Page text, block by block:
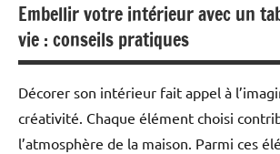
Embellir votre intérieur avec un
vie : conseils pratiques
Décorer son intérieur fait appel à
créativité. Chaque élément choisi
l’atmosphère de la maison. Parmi ces